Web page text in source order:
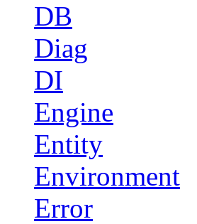
DB
Diag
DI
Engine
Entity
Environment
Error